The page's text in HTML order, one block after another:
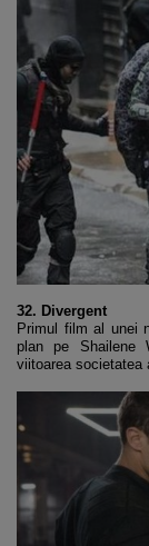
32. Divergent
Primul film al unei
plan pe Shailene
viitoarea societatea